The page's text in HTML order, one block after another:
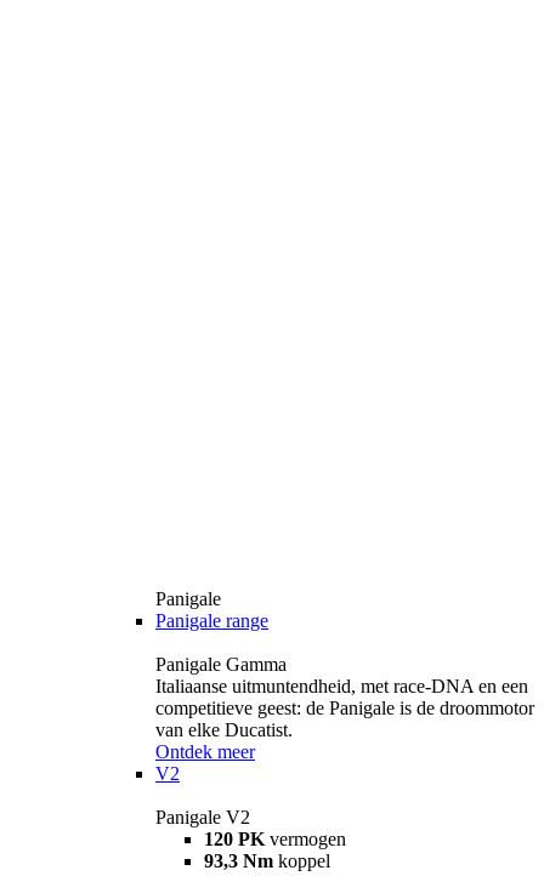
Panigale
Panigale range
Panigale Gamma
Italiaanse uitmuntendheid, met race-DNA en een
competitieve geest: de Panigale is de droommotor
van elke Ducatist.
Ontdek meer
V2
Panigale V2
120 PK vermogen
93,3 Nm koppel